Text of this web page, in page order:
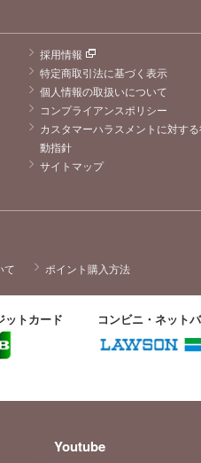
採用情報
特定商取引法に基づく表示
個人情報の取扱いについて
コンプライアンスポリシー
カスタマーハラスメントに対す
動指針
サイトマップ
て ポイント購入方法
ットカード コンビニ・ネット
Youtube